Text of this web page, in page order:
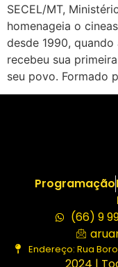
SECEL/MT,
homenageia o
desde 1990,
recebeu sua
seu povo. Formado
Programação
(66) 9
Endereço: Rua
2024 |